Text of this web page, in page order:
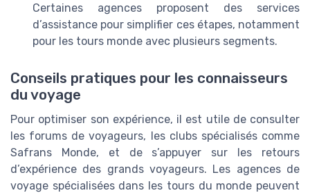
Certaines agences proposent des services
d’assistance pour simplifier ces étapes, notamment
pour les tours monde avec plusieurs segments.
Conseils pratiques pour les connaisseurs
du voyage
Pour optimiser son expérience, il est utile de consulter
les forums de voyageurs, les clubs spécialisés comme
Safrans Monde, et de s’appuyer sur les retours
d’expérience des grands voyageurs. Les agences de
voyage spécialisées dans les tours du monde peuvent